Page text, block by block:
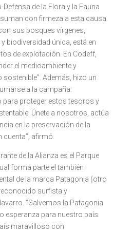
de la Flora y la Fauna
con firmeza a esta causa.
sus bosques vírgenes,
biodiversidad única, está en
de explotación. En Codeff,
el medioambiente y
Además, hizo un
a la campaña:
para proteger estos tesoros y
Únete a nosotros, actúa
en la preservación de la
afirmó.
de la Alianza es el Parque
forma parte el también
de la marca Patagonia (otro
surfista y
“Salvemos la Patagonia
esperanza para nuestro país.
maravilloso con